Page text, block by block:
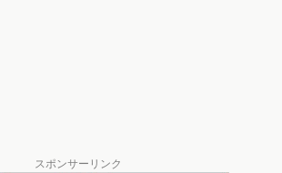
スポンサーリンク